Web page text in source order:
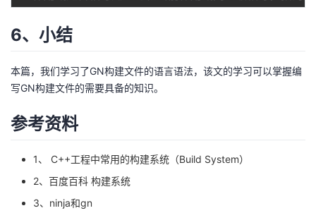
6、小结
本篇，我们学习了GN构建文件的语言语法，该文的学习可以掌握编
写GN构建文件的需要具备的知识。
参考资料
1、 C++工程中常用的构建系统（Build System）
2、 百度百科 构建系统
3、 ninja和gn